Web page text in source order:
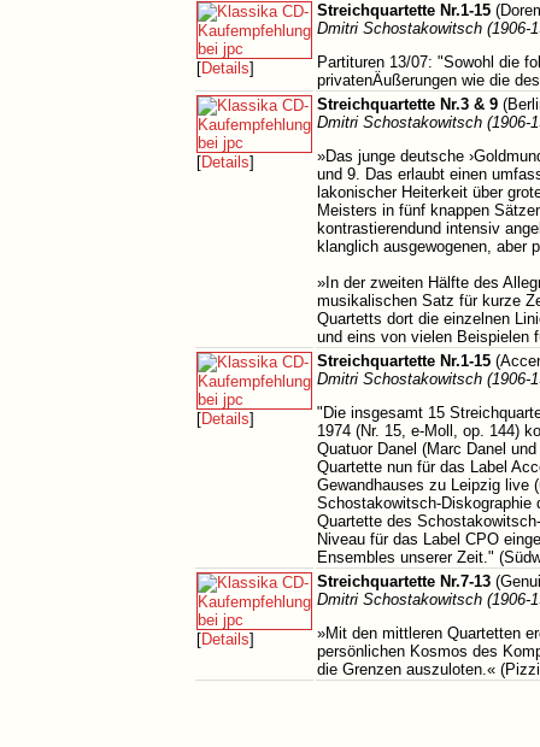
[Details]
Streichquartette Nr.1-15
Dmitri Schostakowitsch (1906-
Partituren 13/07: "Sowohl die
privatenÄußerungen wie die
[Details]
Streichquartette Nr.3 & 9
Dmitri Schostakowitsch (1906-
»Das junge deutsche
und 9. Das erlaubt einen
lakonischer Heiterkeit über
Meisters in fünf knappen
kontrastierendund intensiv
klanglich ausgewogenen, aber
»In der zweiten Hälfte des
musikalischen Satz für kurze
Quartetts dort die einzelnen
und eins von vielen Beispielen
[Details]
Streichquartette Nr.1-15
Dmitri Schostakowitsch (1906-
"Die insgesamt 15
1974 (Nr. 15, e-Moll, op. 144)
Quatuor Danel (Marc Danel
Quartette nun für das Label
Gewandhauses zu Leipzig live
Schostakowitsch-Diskographie
Quartette des
Niveau für das Label CPO
Ensembles unserer Zeit."
[Details]
Streichquartette Nr.7-13
Dmitri Schostakowitsch (1906-
»Mit den mittleren Quartetten
persönlichen Kosmos des
die Grenzen auszuloten.«